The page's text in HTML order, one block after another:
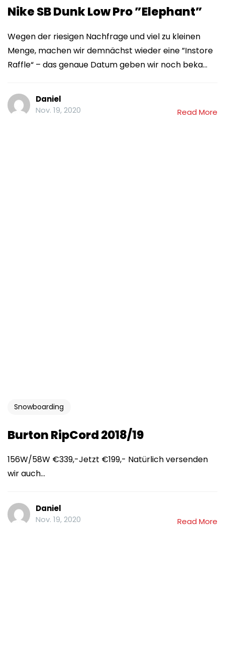
Nike SB Dunk Low Pro ”Elephant”
Wegen der riesigen Nachfrage und viel zu kleinen
Menge, machen wir demnächst wieder eine ”Instore
Raffle“ – das genaue Datum geben wir noch beka...
Daniel
Nov. 19, 2020
Read More
Snowboarding
Burton RipCord 2018/19
156W/58W €339,-Jetzt €199,- Natürlich versenden
wir auch...
Daniel
Nov. 19, 2020
Read More